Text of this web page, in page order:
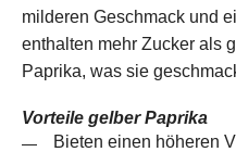
milderen Geschmack und
enthalten mehr Zucker als
Paprika, was sie
Vorteile gelber Paprika
Bieten einen höheren